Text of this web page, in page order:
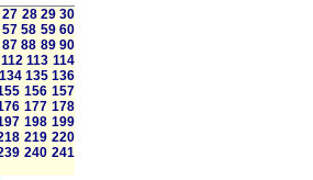
27 28 29 30
57 58 59 60
87 88 89 90
112 113 114
134 135 136
156 157
177 178
198 199
219 220
240 241